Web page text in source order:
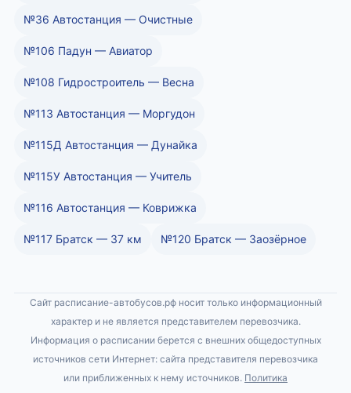
№36 Автостанция — Очистные
№106 Падун — Авиатор
№108 Гидростроитель — Весна
№113 Автостанция — Моргудон
№115Д Автостанция — Дунайка
№115У Автостанция — Учитель
№116 Автостанция — Коврижка
№117 Братск — 37 км №120 Братск — Заозёрное
Сайт расписание-автобусов.рф носит только информационный
характер и не является представителем перевозчика.
Информация о расписании берется с внешних общедоступных
источников сети Интернет: сайта представителя перевозчика
или приближенных к нему источников. Политика